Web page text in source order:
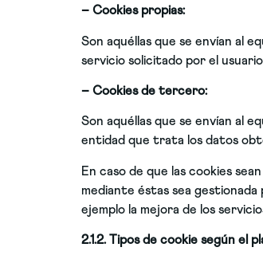
– Cookies propias:
Son aquéllas que se envían al
servicio solicitado por el
– Cookies de tercero:
Son aquéllas que se envían al
entidad que trata los datos
En caso de que las cookies
mediante éstas sea
ejemplo la mejora de los
2.1.2. Tipos de cookie según el